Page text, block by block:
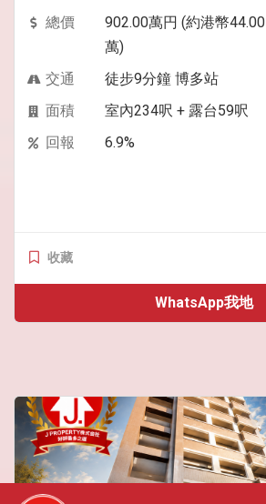
總價
902.00萬円 (約港幣44.00
萬)
交通
徒步9分鐘 博多站
面積
室內234呎 + 露台59呎
回報
6.9%
收藏
WhatsApp我地